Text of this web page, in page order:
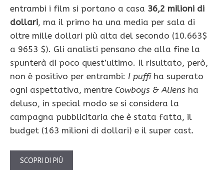
entrambi i film si portano a casa 36,2 milioni di
dollari, ma il primo ha una media per sala di
oltre mille dollari più alta del secondo (10.663$
a 9653 $). Gli analisti pensano che alla fine la
spunterà di poco quest’ultimo. Il risultato, però,
non è positivo per entrambi: I puffiha superato
ogni aspettativa, mentre Cowboys & Aliens ha
deluso, in special modo se si considera la
campagna pubblicitaria che è stata fatta, il
budget (163 milioni di dollari) e il super cast.
SCOPRI DI PIÙ